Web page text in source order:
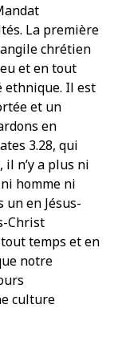
La première
chrétien
et en tout
ethnique. Il est
et un
en
3.28, qui
il n’y a plus ni
homme ni
un en Jésus-
Christ
temps et en
notre
culture